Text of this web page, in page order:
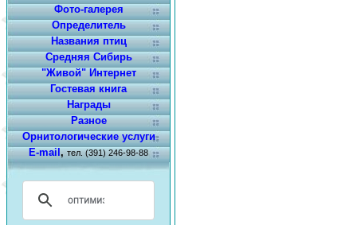
Фото-галерея
Определитель
Названия птиц
Средняя Сибирь
"Живой" Интернет
Гостевая книга
Награды
Разное
Орнитологические услуги
E-mail,тел. (391) 246-98-88